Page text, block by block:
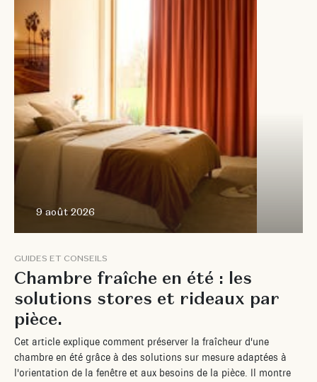
9 août 2026
GUIDES ET CONSEILS
Chambre fraîche en été : les
solutions stores et rideaux par
pièce.
Cet article explique comment préserver la fraîcheur d'une
chambre en été grâce à des solutions sur mesure adaptées à
l'orientation de la fenêtre et aux besoins de la pièce. Il montre